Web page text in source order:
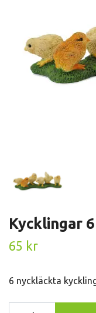
Kycklingar
65 kr
6 nyckläckta